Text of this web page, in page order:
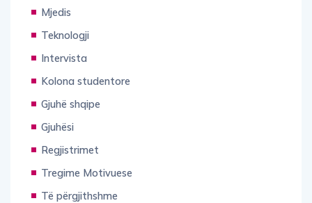
Mjedis
Teknologji
Intervista
Kolona studentore
Gjuhë shqipe
Gjuhësi
Regjistrimet
Tregime Motivuese
Të përgjithshme